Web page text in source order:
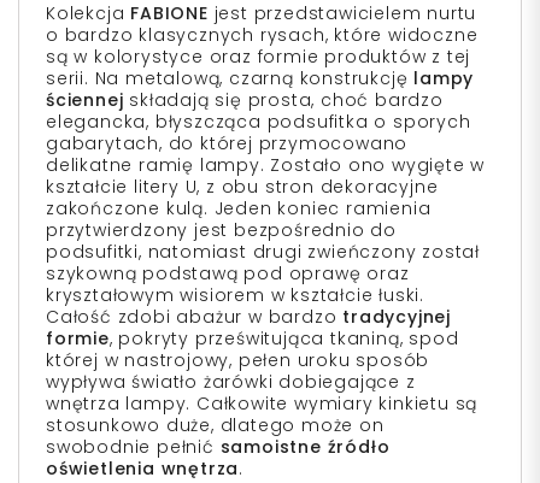
Kolekcja FABIONE jest przedstawicielem nurtu
o bardzo klasycznych rysach, które widoczne
są w kolorystyce oraz formie produktów z tej
serii. Na metalową, czarną konstrukcję lampy
ściennej składają się prosta, choć bardzo
elegancka, błyszcząca podsufitka o sporych
gabarytach, do której przymocowano
delikatne ramię lampy. Zostało ono wygięte w
kształcie litery U, z obu stron dekoracyjne
zakończone kulą. Jeden koniec ramienia
przytwierdzony jest bezpośrednio do
podsufitki, natomiast drugi zwieńczony został
szykowną podstawą pod oprawę oraz
kryształowym wisiorem w kształcie łuski.
Całość zdobi abażur w bardzo tradycyjnej
formie, pokryty prześwitująca tkaniną, spod
której w nastrojowy, pełen uroku sposób
wypływa światło żarówki dobiegające z
wnętrza lampy. Całkowite wymiary kinkietu są
stosunkowo duże, dlatego może on
swobodnie pełnić samoistne źródło
oświetlenia wnętrza.